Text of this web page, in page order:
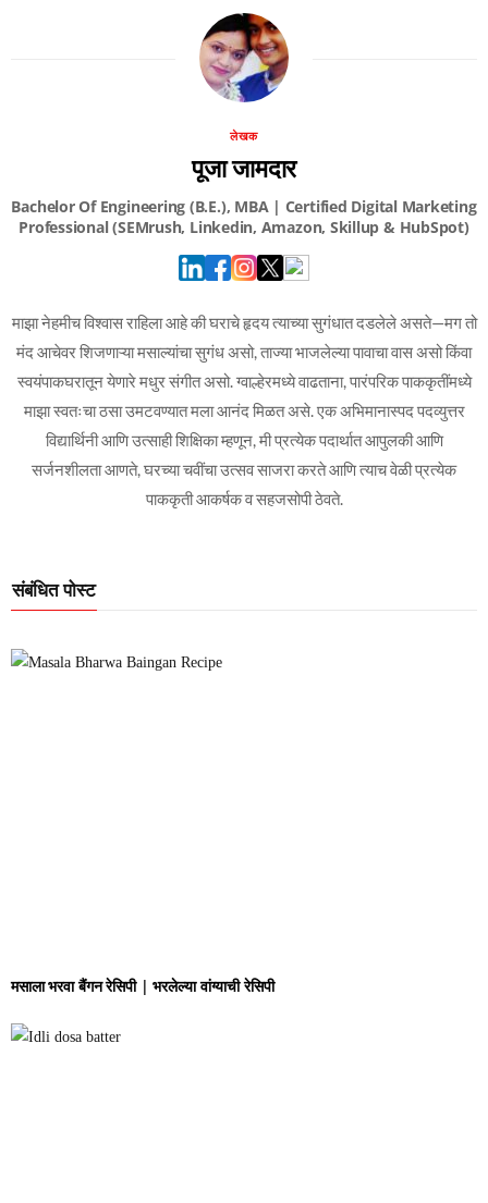
लेखक
पूजा जामदार
माझा नेहमीच विश्वास राहिला आहे की घराचे हृदय त्याच्या सुगंधात दडलेले असते—मग तो
मंद आचेवर शिजणाऱ्या मसाल्यांचा सुगंध असो, ताज्या भाजलेल्या पावाचा वास असो किंवा
स्वयंपाकघरातून येणारे मधुर संगीत असो. ग्वाल्हेरमध्ये वाढताना, पारंपरिक पाककृतींमध्ये
माझा स्वतःचा ठसा उमटवण्यात मला आनंद मिळत असे. एक अभिमानास्पद पदव्युत्तर
विद्यार्थिनी आणि उत्साही शिक्षिका म्हणून, मी प्रत्येक पदार्थात आपुलकी आणि
सर्जनशीलता आणते, घरच्या चवींचा उत्सव साजरा करते आणि त्याच वेळी प्रत्येक
पाककृती आकर्षक व सहजसोपी ठेवते.
संबंधित पोस्ट
मसाला भरवा बैंगन रेसिपी | भरलेल्या वांग्याची रेसिपी